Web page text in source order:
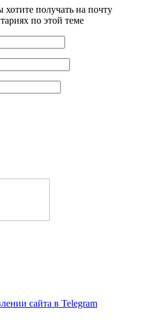
хотите получать на почту
по этой теме
сайта в Telegram